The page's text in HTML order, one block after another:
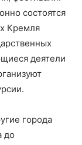
состоятся
Кремля
деятели
города
до